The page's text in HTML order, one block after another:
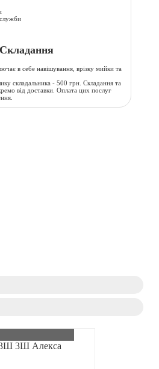
Складання
в себе навішування, врізку мийки та
складальника - 500 грн. Складання та
від доставки. Оплата цих послуг